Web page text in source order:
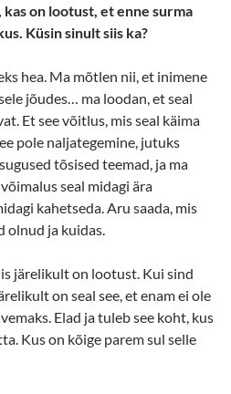
on lootust, et enne surma
Küsin sinult siis ka?
hea. Ma mõtlen nii, et inimene
jõudes… ma loodan, et seal
Et see võitlus, mis seal käima
pole naljategemine, jutuks
tõsised teemad, ja ma
seal midagi ära
kahetseda. Aru saada, mis
olnud ja kuidas.
järelikult on lootust. Kui sind
on seal see, et enam ei ole
Elad ja tuleb see koht, kus
Kus on kõige parem sul selle